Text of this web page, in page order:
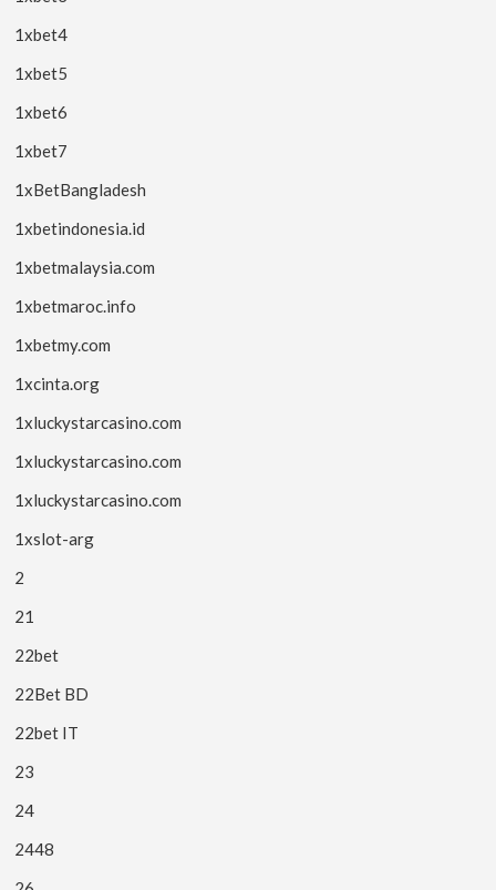
1xbet4
1xbet5
1xbet6
1xbet7
1xBetBangladesh
1xbetindonesia.id
1xbetmalaysia.com
1xbetmaroc.info
1xbetmy.com
1xcinta.org
1xluckystarcasino.com
1xluckystarcasino.com
1xluckystarcasino.com
1xslot-arg
2
21
22bet
22Bet BD
22bet IT
23
24
2448